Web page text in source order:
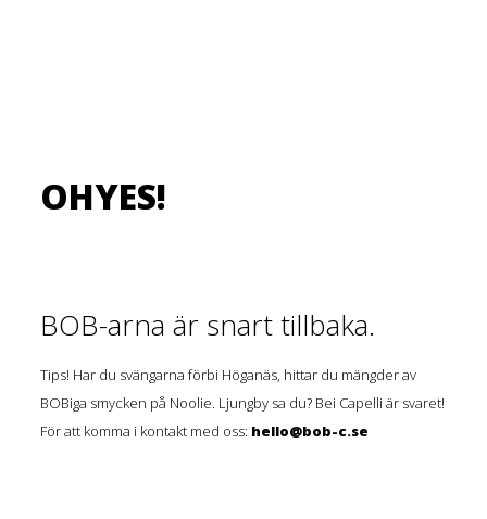
OHYES!
BOB-arna är snart tillbaka.
Tips! Har du svängarna förbi Höganäs, hittar du mängder av
BOBiga smycken på Noolie. Ljungby sa du? Bei Capelli är svaret!
För att komma i kontakt med oss: hello@bob-c.se